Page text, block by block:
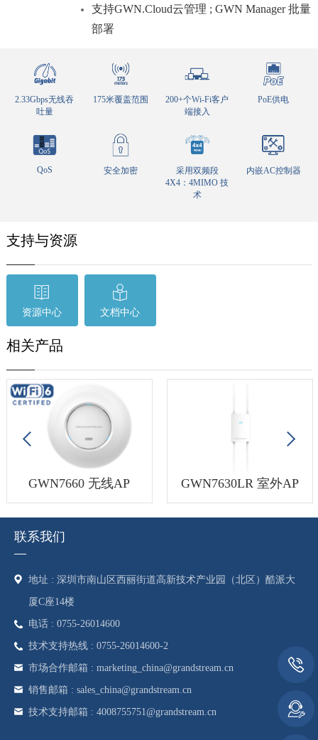
支持GWN.Cloud云管理 ; GWN Manager 批量
部署
2.33Gbps无线吞
吐量
175米覆盖范围
200+个Wi-Fi客户
端接入
PoE供电
QoS 安全加密
采用双频段
4X4：4MIMO 技
术
内嵌AC控制器
支持与资源
资源中心 文档中心
相关产品
GWN7660 无线AP GWN7630LR 室外AP
联系我们
地址 : 深圳市南山区西丽街道高新技术产业园（北区）酷派大
厦C座14楼
电话 : 0755-26014600
技术支持热线 : 0755-26014600-2
市场合作邮箱 : marketing_china@grandstream.cn
销售邮箱 : sales_china@grandstream.cn
技术支持邮箱 : 4008755751@grandstream.cn